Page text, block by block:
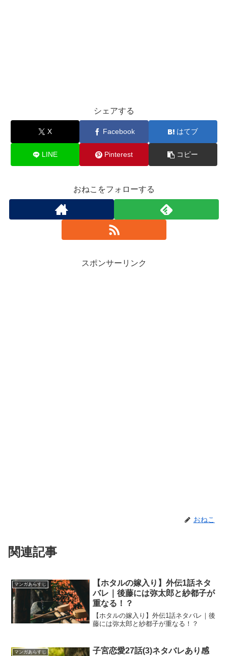
シェアする
X Facebook はてブ
LINE Pinterest コピー
おねこをフォローする
スポンサーリンク
おねこ
関連記事
マンガあらすじ
【ホタルの嫁入り】外伝1話ネタ
バレ｜後藤には弥太郎と紗都子が
重なる！？
【ホタルの嫁入り】外伝1話ネタバレ｜後
藤には弥太郎と紗都子が重なる！？
マンガあらすじ
子宮恋愛27話(3)ネタバレあり感